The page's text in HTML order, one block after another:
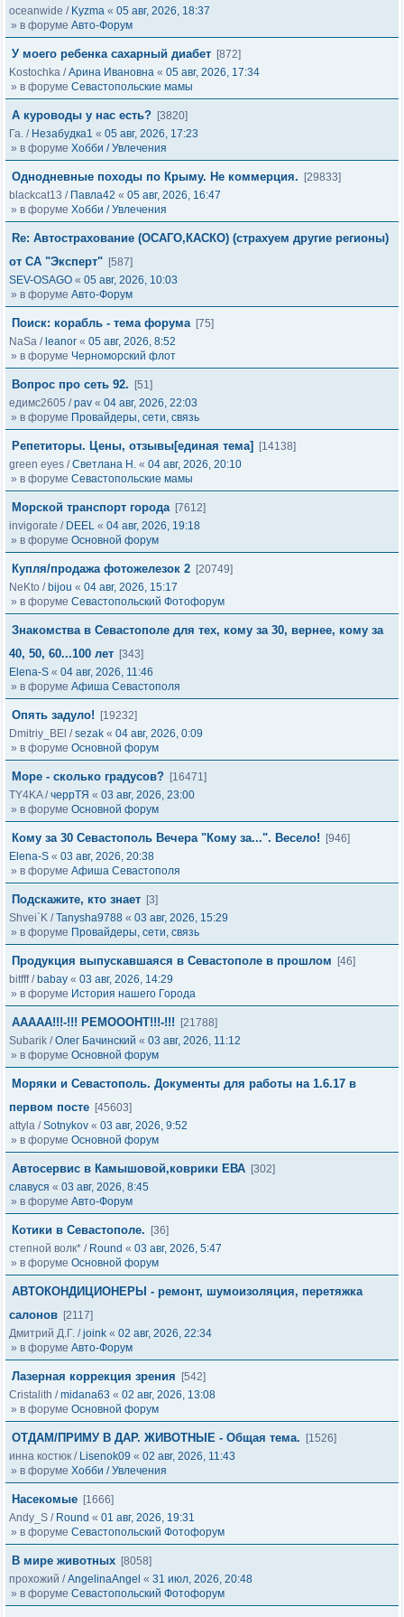
oceanwide / Kyzma « 05 авг, 2026, 18:37
» в форуме Авто-Форум
У моего ребенка сахарный диабет [872]
Kostochka /Арина Ивановна « 05 авг, 2026, 17:34
» в форуме Севастопольские мамы
А куроводы у нас есть? [3820]
Га. / Незабудка1 « 05 авг, 2026, 17:23
» в форуме Хобби / Увлечения
Однодневные походы по Крыму. Не коммерция.
[29833]
blackcat13 / Павла42 « 05 авг, 2026, 16:47
» в форуме Хобби / Увлечения
Re: Автострахование (ОСАГО,КАСКО) (страхуем другие регионы)
от СА "Эксперт" [587]
SEV-OSAGO « 05 авг, 2026, 10:03
» в форуме Авто-Форум
Поиск: корабль - тема форума [75]
NaSa / leanor « 05 авг, 2026, 8:52
» в форуме Черноморский флот
Вопрос про сеть 92.
[51]
едимс2605 /pav « 04 авг, 2026, 22:03
» в форуме Провайдеры, сети, связь
Репетиторы. Цены, отзывы[единая тема]
[14138]
green eyes /Светлана Н. « 04 авг, 2026, 20:10
» в форуме Севастопольские мамы
Морской транспорт города [7612]
invigorate / DEEL « 04 авг, 2026, 19:18
» в форуме Основной форум
Купля/продажа фотожелезок 2 [20749]
NeKto / bijou « 04 авг, 2026, 15:17
» в форуме Севастопольский Фотофорум
Знакомства в Севастополе для тех, кому за 30, вернее, кому за
40, 50, 60...100 лет [343]
Elena-S « 04 авг, 2026, 11:46
» в форуме Афиша Севастополя
Опять задуло!
[19232]
Dmitriy_BEl /sezak « 04 авг, 2026, 0:09
» в форуме Основной форум
Море - сколько градусов? [16471]
TY4KA/черрТЯ « 03 авг, 2026, 23:00
» в форуме Основной форум
Кому за 30 Севастополь Вечера "Кому за...". Весело!
[946]
Elena-S « 03 авг, 2026, 20:38
» в форуме Афиша Севастополя
Подскажите, кто знает [3]
Shvei`K /Tanysha9788 « 03 авг, 2026, 15:29
» в форуме Провайдеры, сети, связь
Продукция выпускавшаяся в Севастополе в прошлом
[46]
bitfff/ babay « 03 авг, 2026, 14:29
» в форуме История нашего Города
ААААА!!!-!!! РЕМОООНТ!!!-!!!
[21788]
Subarik /Олег Бачинский « 03 авг, 2026, 11:12
» в форуме Основной форум
Моряки и Севастополь. Документы для работы на 1.6.17 в
первом посте [45603]
attyla /Sotnykov « 03 авг, 2026, 9:52
» в форуме Основной форум
Автосервис в Камышовой,коврики ЕВА [302]
славуся « 03 авг, 2026, 8:45
» в форуме Авто-Форум
Котики в Севастополе.
[36]
степной волк* / Round « 03 авг, 2026, 5:47
» в форуме Основной форум
АВТОКОНДИЦИОНЕРЫ - ремонт, шумоизоляция, перетяжка
салонов [2117]
Дмитрий Д.Г. /joink « 02 авг, 2026, 22:34
» в форуме Авто-Форум
Лазерная коррекция зрения
[542]
Cristalith /midana63 « 02 авг, 2026, 13:08
» в форуме Основной форум
ОТДАМ/ПРИМУ В ДАР. ЖИВОТНЫЕ - Общая тема.
[1526]
инна костюк / Lisenok09 « 02 авг, 2026, 11:43
» в форуме Хобби / Увлечения
Насекомые [1666]
Andy_S / Round « 01 авг, 2026, 19:31
» в форуме Севастопольский Фотофорум
В мире животных [8058]
прохожий /AngelinaAngel « 31 июл, 2026, 20:48
» в форуме Севастопольский Фотофорум